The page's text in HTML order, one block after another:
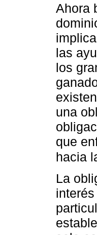
Ahora
las
los
una
que
hacia
La